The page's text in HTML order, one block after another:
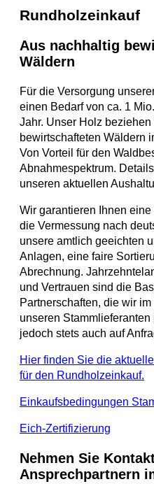
Rundholzeinkauf
Aus nachhaltig
Wäldern
Für die Versorgung
einen Bedarf von ca. 1
Jahr. Unser Holz
bewirtschafteten Wäldern
Von Vorteil für den
Abnahmespektrum.
unseren aktuellen
Wir garantieren Ihnen
die Vermessung nach
unsere amtlich geeichten
Anlagen, eine faire
Abrechnung.
und Vertrauen sind die
Partnerschaften, die wir
unseren
jedoch stets auch auf
Hier finden Sie die
für den Rundholzeinkauf.
Einkaufsbedingungen
Eich-Zertifizierung
Nehmen Sie
Ansprechpartnern